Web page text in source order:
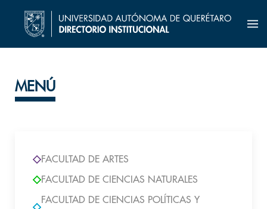
MENÚ
FACULTAD DE ARTES
FACULTAD DE CIENCIAS NATURALES
FACULTAD DE CIENCIAS POLÍTICAS Y